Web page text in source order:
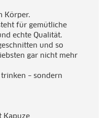
Körper.
für gemütliche
echte Qualität.
und so
gar nicht mehr
– sondern
Kapuze